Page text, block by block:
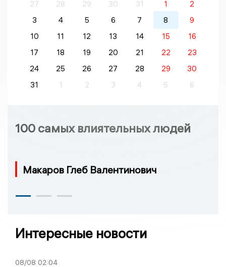
27 28 29 30 31 1
2
3
4 5 6 7 8
9
10
11 12 13 14 15
16
17
18 19 20 21 22
23
24
25 26 27 28 29
30
31
1 2 3 4 5 6
100 самых влиятельных людей
Макаров Глеб Валентинович
Интересные новости
08/08 02:04